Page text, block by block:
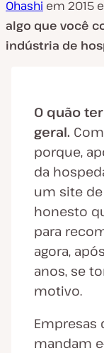
Ohashi em 2015
algo que você
indústria de
O quão
geral.
porque,
da
um site
honesto
para
agora,
anos, se
motivo.
Empresas
mandam